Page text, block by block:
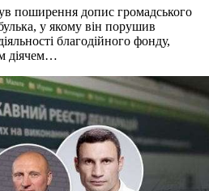
поширення допис громадського
у якому він порушив
благодійного фонду,
діячем…